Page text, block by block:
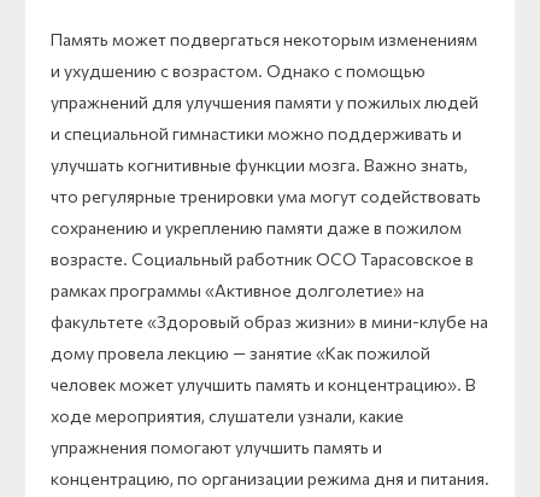
Память может подвергаться некоторым изменениям
и ухудшению с возрастом. Однако с помощью
упражнений для улучшения памяти у пожилых людей
и специальной гимнастики можно поддерживать и
улучшать когнитивные функции мозга. Важно знать,
что регулярные тренировки ума могут содействовать
сохранению и укреплению памяти даже в пожилом
возрасте. Социальный работник ОСО Тарасовское в
рамках программы «Активное долголетие» на
факультете «Здоровый образ жизни» в мини-клубе на
дому провела лекцию — занятие «Как пожилой
человек может улучшить память и концентрацию». В
ходе мероприятия, слушатели узнали, какие
упражнения помогают улучшить память и
концентрацию, по организации режима дня и питания.